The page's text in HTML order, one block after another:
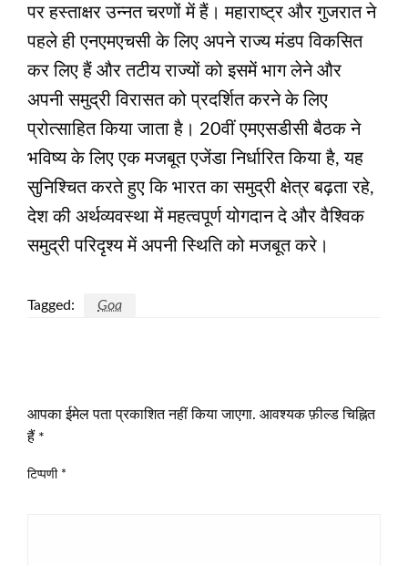
पर हस्ताक्षर उन्नत चरणों में हैं। महाराष्ट्र और गुजरात ने
पहले ही एनएमएचसी के लिए अपने राज्य मंडप विकसित
कर लिए हैं और तटीय राज्यों को इसमें भाग लेने और
अपनी समुद्री विरासत को प्रदर्शित करने के लिए
प्रोत्साहित किया जाता है। 20वीं एमएसडीसी बैठक ने
भविष्य के लिए एक मजबूत एजेंडा निर्धारित किया है, यह
सुनिश्चित करते हुए कि भारत का समुद्री क्षेत्र बढ़ता रहे,
देश की अर्थव्यवस्था में महत्वपूर्ण योगदान दे और वैश्विक
समुद्री परिदृश्य में अपनी स्थिति को मजबूत करे।
Tagged: Goa
आपका ईमेल पता प्रकाशित नहीं किया जाएगा. आवश्यक फ़ील्ड चिह्नित
हैं *
टिप्पणी *